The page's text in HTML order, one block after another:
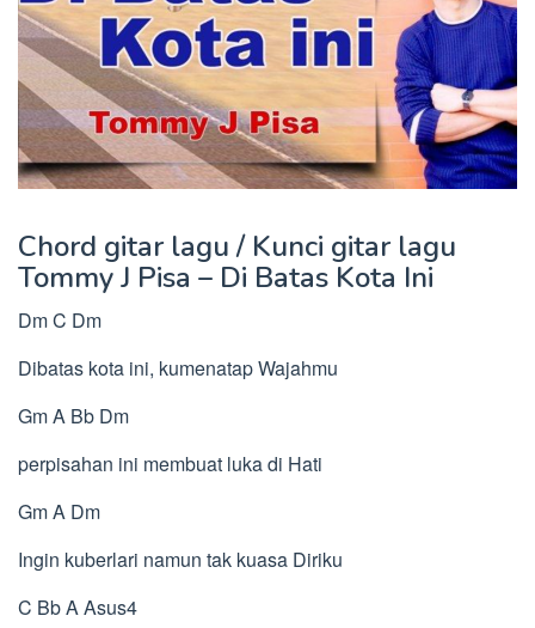
Chord gitar lagu / Kunci gitar lagu
Tommy J Pisa – Di Batas Kota Ini
Dm C Dm
Dibatas kota ini, kumenatap Wajahmu
Gm A Bb Dm
perpisahan ini membuat luka di Hati
Gm A Dm
Ingin kuberlari namun tak kuasa Diriku
C Bb A Asus4